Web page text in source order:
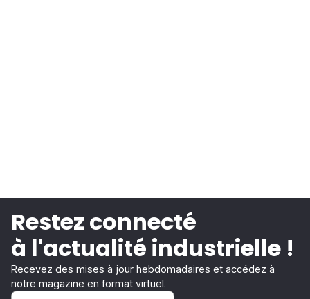
Restez connecté
à l'actualité industrielle !
Recevez des mises à jour hebdomadaires et accédez à
notre magazine en format virtuel.